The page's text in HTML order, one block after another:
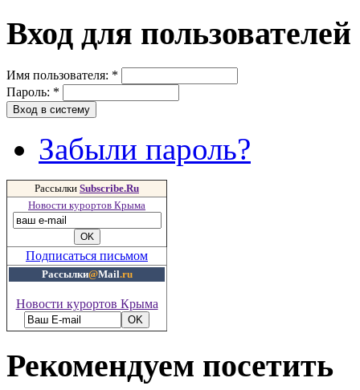
Вход для пользователей
Имя пользователя: *
Пароль: *
Забыли пароль?
Рассылки Subscribe.Ru
Новости курортов Крыма
Подписаться письмом
Рассылки@Mail.ru
Новости курортов Крыма
Рекомендуем посетить